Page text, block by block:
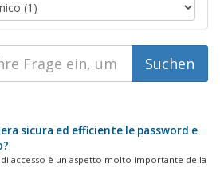
sicura ed efficiente le password e
accesso è un aspetto molto importante della